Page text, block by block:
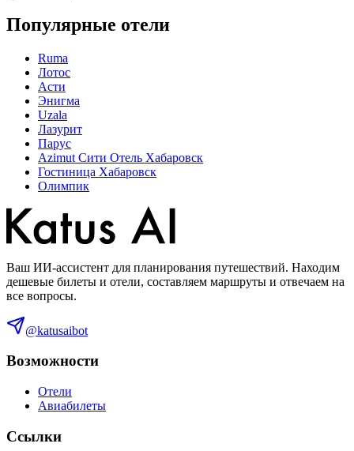
Популярные отели
Ruma
Лотос
Асти
Энигма
Uzala
Лазурит
Парус
Azimut Сити Отель Хабаровск
Гостиница Хабаровск
Олимпик
Ваш ИИ-ассистент для планирования путешествий. Находим
дешевые билеты и отели, составляем маршруты и отвечаем на
все вопросы.
@katusaibot
Возможности
Отели
Авиабилеты
Ссылки